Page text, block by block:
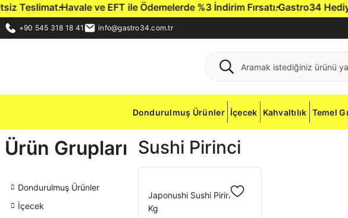
Teslimat.Havale ve EFT ile Ödemelerde %3 İndirim Fırsatı.Gastro34 Hediye
+90 545 318 18 41 info@gastro34.com.tr
Dondurulmuş Ürünler İçecek Kahvaltılık Temel
Ürün Grupları
Dondurulmuş Ürünler
İçecek
Sushi Pirinci
Japonushi Sushi Pirinci 5
Kg